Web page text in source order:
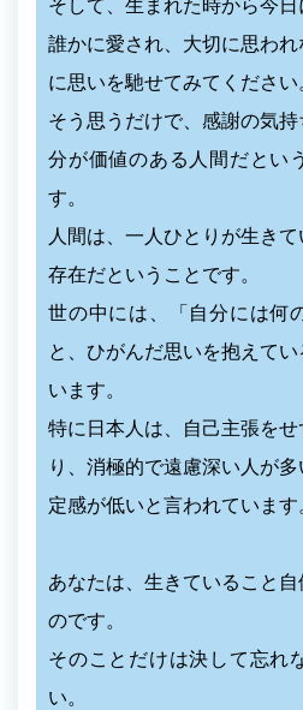
そして、生まれた時から今
誰かに愛され、大切に思わ
に思いを馳せてみてください
そう思うだけで、感謝の気
分が価値のある人間だとい
す。
人間は、一人ひとりが生き
存在だということです。
世の中には、「自分には何
と、ひがんだ思いを抱えて
います。
特に日本人は、自己主張を
り、消極的で遠慮深い人が
定感が低いと言われています
あなたは、生きていること
のです。
そのことだけは決して忘れ
い。